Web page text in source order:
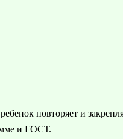
повторяет и
и ГОСТ.